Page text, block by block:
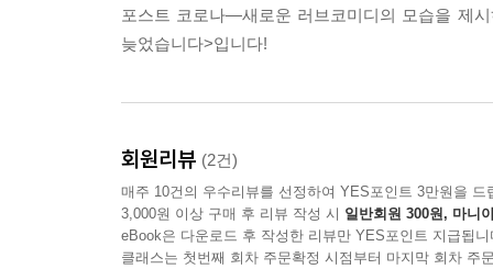
포스트 코로나―새로운 러브코미디의 모습을 제
늦었습니다>입니다!
회원리뷰 (2건)
매주 10건의 우수리뷰를 선정하여 YES포인트 3만원을 드
3,000원 이상 구매 후 리뷰 작성 시 일반회원 300원, 마니
eBook은 다운로드 후 작성한 리뷰만 YES포인트 지급됩니
클래스는 첫번째 회차 주문확정 시점부터 마지막 회차 주